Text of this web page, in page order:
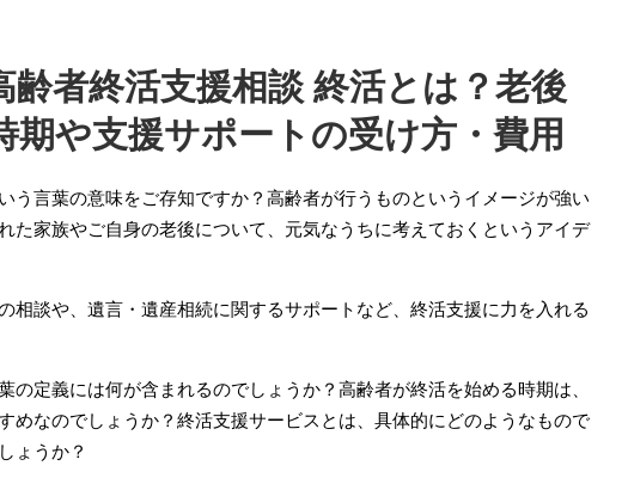
齢者終活支援相談 終活とは？老後
期や支援サポートの受け方・費用
う言葉の意味をご存知ですか？高齢者が行うものというイメージが強い
た家族やご自身の老後について、元気なうちに考えておくというアイデ
相談や、遺言・遺産相続に関するサポートなど、終活支援に力を入れる
の定義には何が含まれるのでしょうか？高齢者が終活を始める時期は、
めなのでしょうか？終活支援サービスとは、具体的にどのようなもので
ょうか？